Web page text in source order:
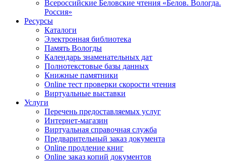
Всероссийские Беловские чтения «Белов. Вологда.
Россия»
Ресурсы
Каталоги
Электронная библиотека
Память Вологды
Календарь знаменательных дат
Полнотекстовые базы данных
Книжные памятники
Online тест проверки скорости чтения
Виртуальные выставки
Услуги
Перечень предоставляемых услуг
Интернет-магазин
Виртуальная справочная служба
Предварительный заказ документа
Online продление книг
Online заказ копий документов